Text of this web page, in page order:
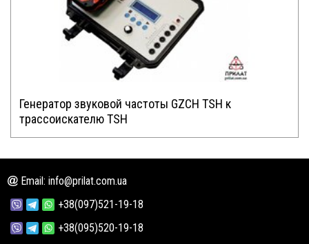
Генератор звуковой частоты GZCH TSH к
трассоискателю TSH
Email: info@prilat.com.ua
+38(097)521-19-18
+38(095)520-19-18